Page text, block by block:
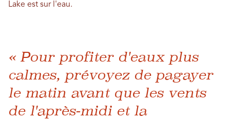
Lake est sur l'eau.
« Pour profiter d'eaux plus
calmes, prévoyez de pagayer
le matin avant que les vents
de l'après-midi et la